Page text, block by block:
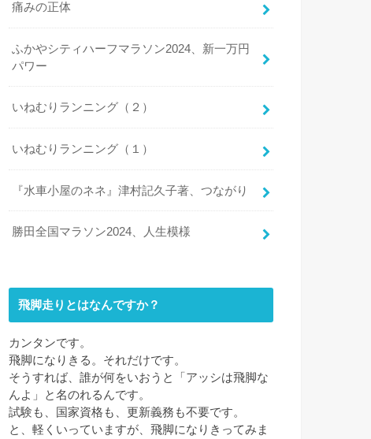
痛みの正体
ふかやシティハーフマラソン2024、新一万円
パワー
いねむりランニング（２）
いねむりランニング（１）
『水車小屋のネネ』津村記久子著、つながり
勝田全国マラソン2024、人生模様
飛脚走りとはなんですか？
カンタンです。
飛脚になりきる。それだけです。
そうすれば、誰が何をいおうと「アッシは飛脚な
んよ」と名のれるんです。
試験も、国家資格も、更新義務も不要です。
と、軽くいっていますが、飛脚になりきってみま